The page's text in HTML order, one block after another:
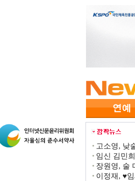
고소영, 낮
임신 김민
장원영, 술
이정재, ♥